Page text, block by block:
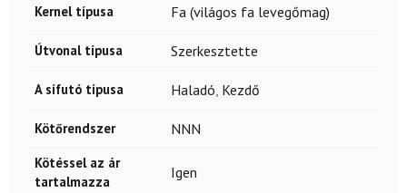
Kernel típusa Fa (világos fa levegőmag)
Útvonal típusa Szerkesztette
A sífutó típusa Haladó Kezdő
Kötőrendszer NNN
Kötéssel az ár
tartalmazza
Igen